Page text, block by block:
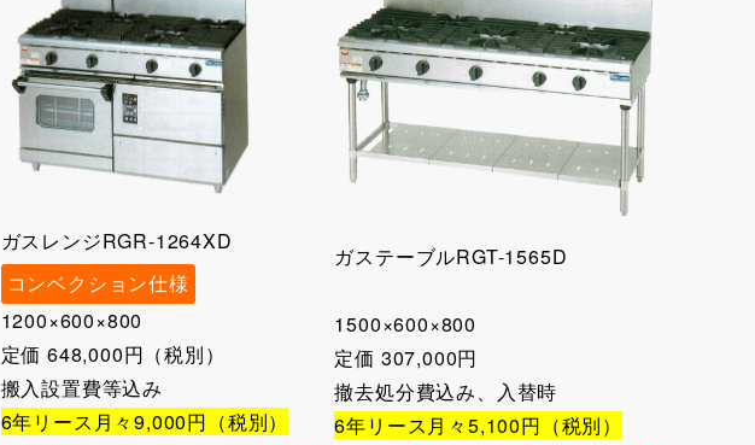
ガスレンジRGR-1264XD
コンベクション仕様
1200×600×800
定価 648,000円（税別）
搬入設置費等込み
6年リース月々9,000円（税別）
ガステーブルRGT-1565D
1500×600×800
定価 307,000円
撤去処分費込み、入替時
6年リース月々5,100円（税別）